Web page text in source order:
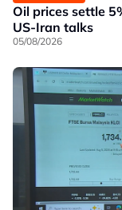
Oil prices settle
US-Iran talks
05/08/2026